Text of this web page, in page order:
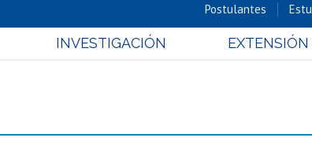
Cs. Físicas y Matemáticas
Cs. Químicas y Farmacéuticas
Postulantes
INVESTIGACIÓN EXTENSIÓN